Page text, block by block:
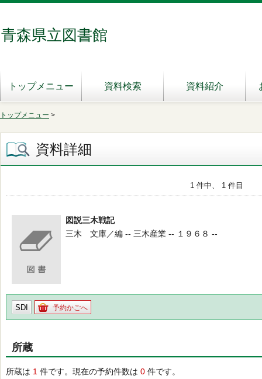
青森県立図書館
トップメニュー 資料検索 資料紹介
トップメニュー >
資料詳細
1 件中、 1 件目
図説三木戦記
三木 文庫／編 -- 三木産業 -- １９６８ --
SDI 予約かごへ
所蔵
所蔵は 1 件です。現在の予約件数は 0 件です。